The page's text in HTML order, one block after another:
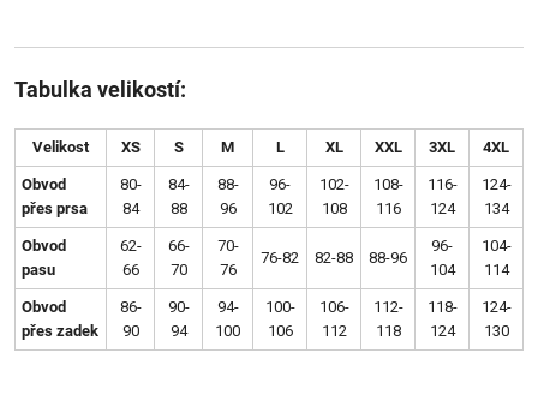
Tabulka velikostí:
Velikost XS S M L XL XXL 3XL 4XL
Obvod
přes prsa
80-
84
84-
88
88-
96
96-
102
102-
108
108-
116
116-
124
124-
134
Obvod
pasu
62-
66
66-
70
70-
76
76-82 82-88 88-96
96-
104
104-
114
Obvod
přes zadek
86-
90
90-
94
94-
100
100-
106
106-
112
112-
118
118-
124
124-
130